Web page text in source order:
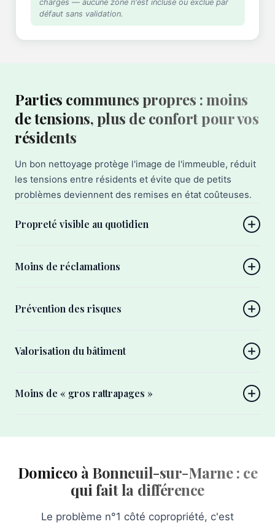
charges — aucune zone n'est incluse ou exclue par
défaut sans validation.
Parties communes propres : moins
de tensions, plus de confort pour vos
résidents
Un bon nettoyage protège l'image de l'immeuble, réduit
les tensions entre résidents et évite que de petits
problèmes deviennent des remises en état coûteuses.
Propreté visible au quotidien
Moins de réclamations
Prévention des risques
Valorisation du bâtiment
Moins de « gros rattrapages »
Domiceo à Bonneuil-sur-Marne : ce
qui fait la différence
Le problème n°1 côté copropriété, c'est